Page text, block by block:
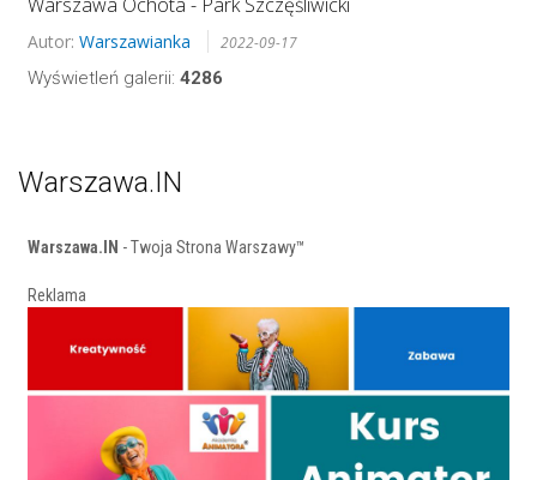
Autor: Warszawianka 2022-09-17
Wyświetleń galerii: 4286
Warszawa.IN
Warszawa.IN - Twoja Strona Warszawy™
Reklama